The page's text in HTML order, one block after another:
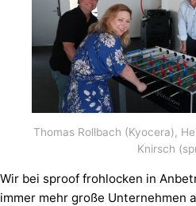
Thomas Rollbach (Kyocera),
Knirsch
Wir bei sproof frohlocken in
immer mehr große Unternehmen